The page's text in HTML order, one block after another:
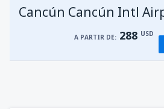
A PARTIR DE: 383 USD
Medellín, José
A PARTIR DE: 403USD
Cancún Cancún Intl
A PARTIR DE: 288 USD